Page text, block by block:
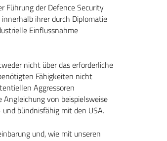
Führung der Defence Security
ihrer durch Diplomatie
Einflussnahme
nicht über das erforderliche
Fähigkeiten nicht
Aggressoren
von beispielsweise
bündnisfähig mit den USA.
und, wie mit unseren